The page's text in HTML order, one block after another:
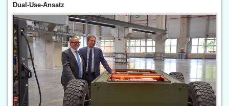
Dual-Use-Ansatz